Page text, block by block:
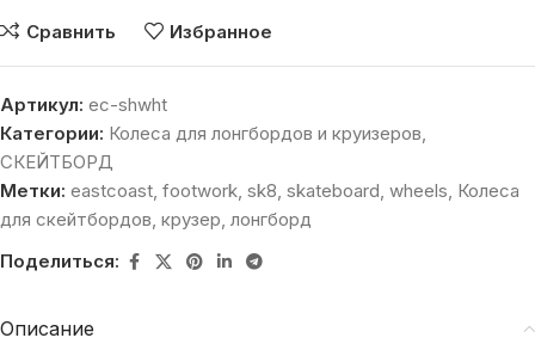
Сравнить Избранное
Артикул: ec-shwht
Категории: Колеса для лонгбордов и круизеров
СКЕЙТБОРД
Метки: eastcoast footwork sk8 skateboard wheels Колеса
для скейтбордов крузер лонгборд
Поделиться:
Описание